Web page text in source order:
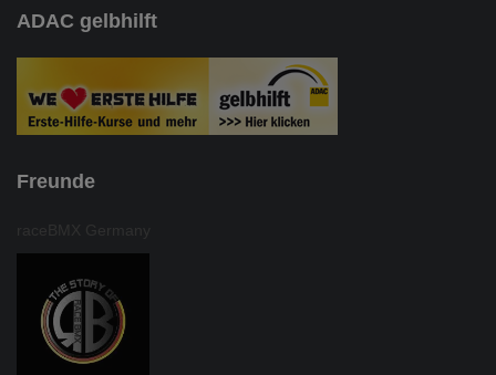
ADAC gelbhilft
Freunde